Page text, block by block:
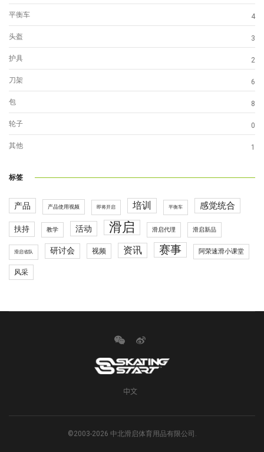
平衡车 4
头盔 3
护具 2
刀架 6
包 8
轮子 0
其他 1
标签
产品 产品使用视频 即将开启 培训 平衡车 感觉统合
扶持 教学 活动 滑启 滑启代理 滑启新品
滑启省队 研讨会 视频 资讯 赛事 阿荣速滑小课堂
风采
中文
©2003-2026 中北滑启体育用品有限公司.